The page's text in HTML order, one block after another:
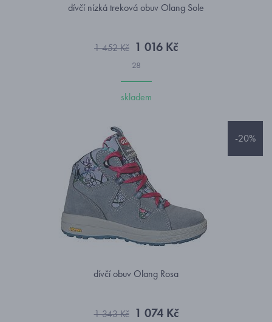
dívčí nízká treková obuv Olang Sole
1 452 Kč 1 016 Kč
28
skladem
-20%
dívčí obuv Olang Rosa
1 343 Kč 1 074 Kč